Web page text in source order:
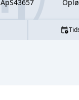
ApS43657